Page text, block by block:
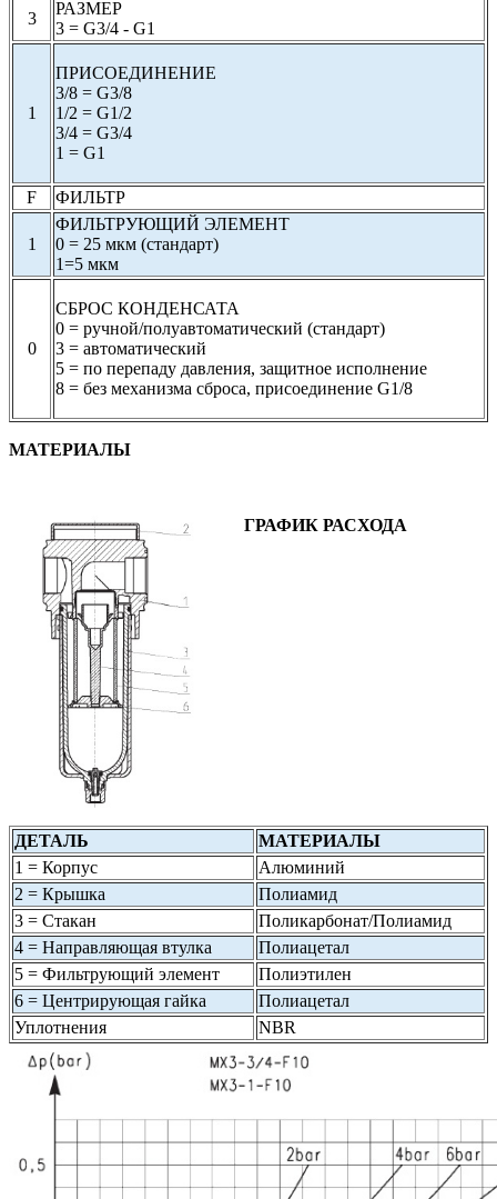
3
РАЗМЕР
3 = G3/4 - G1
1
ПРИСОЕДИНЕНИЕ
3/8 = G3/8
1/2 = G1/2
3/4 = G3/4
1 = G1
F ФИЛЬТР
1
ФИЛЬТРУЮЩИЙ ЭЛЕМЕНТ
0 = 25 мкм (стандарт)
1=5 мкм
0
СБРОС КОНДЕНСАТА
0 = ручной/полуавтоматический (стандарт)
3 = автоматический
5 = по перепаду давления, защитное исполнение
8 = без механизма сброса, присоединение G1/8
МАТЕРИАЛЫ
ДЕТАЛЬ
МАТЕРИАЛЫ
1 = Корпус
Алюминий
2 = Крышка
Полиамид
3 = Стакан
Поликарбонат/Полиамид
4 = Направляющая втулка
Полиацетал
5 = Фильтрующий элемент
Полиэтилен
6 = Центрирующая гайка
Полиацетал
Уплотнения
NBR
ГРАФИК РАСХОДА